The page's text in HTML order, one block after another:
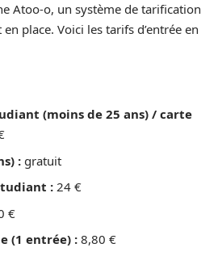
Atoo-o, un système de tarification
place. Voici les tarifs d’entrée en
(moins de 25 ans) / carte
:gratuit
: 24 €
€
(1 entrée) : 8,80 €